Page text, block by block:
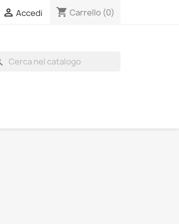
 Accedi shopping_cart Carrello (0)